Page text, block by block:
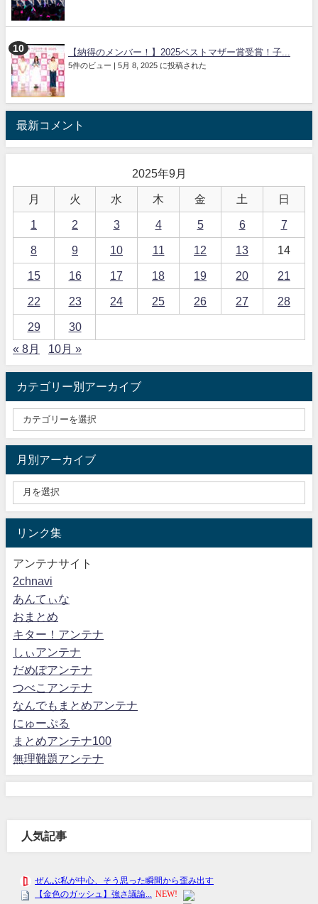
【納得のメンバー！】2025ベストマザー賞受賞！子...
5件のビュー | 5月 8, 2025 に投稿された
最新コメント
2025年9月
月 火 水 木 金 土 日
1 2 3 4 5 6 7
8 9 10 11 12 13 14
15 16 17 18 19 20 21
22 23 24 25 26 27 28
29
30
« 8月
10月 »
カテゴリー別アーカイブ
月別アーカイブ
リンク集
アンテナサイト
2chnavi
あんてぃな
おまとめ
キター！アンテナ
しぃアンテナ
だめぽアンテナ
つべこアンテナ
なんでもまとめアンテナ
にゅーぷる
まとめアンテナ100
無理難題アンテナ
人気記事